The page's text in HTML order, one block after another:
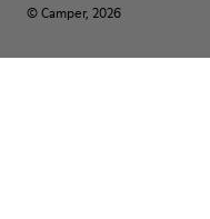
© Camper, 2026